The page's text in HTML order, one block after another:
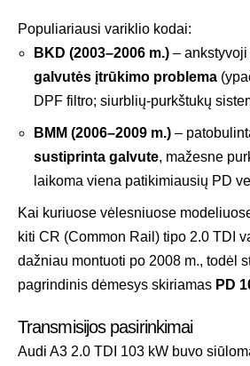
Populiariausi variklio kodai:
BKD (2003–2006 m.) –
galvutės įtrūkimo problema
DPF filtro; siurblių-purkštukų
BMM (2006–2009 m.) –
sustiprinta galvute, mažesne
laikoma viena patikimiausių PD
Kai kuriuose vėlesniuose
kiti CR (Common Rail) tipo 2.0 TDI
dažniau montuoti po 2008 m., todėl
pagrindinis dėmesys skiriamas PD
Transmisijos pasirinkimai
Audi A3 2.0 TDI 103 kW buvo